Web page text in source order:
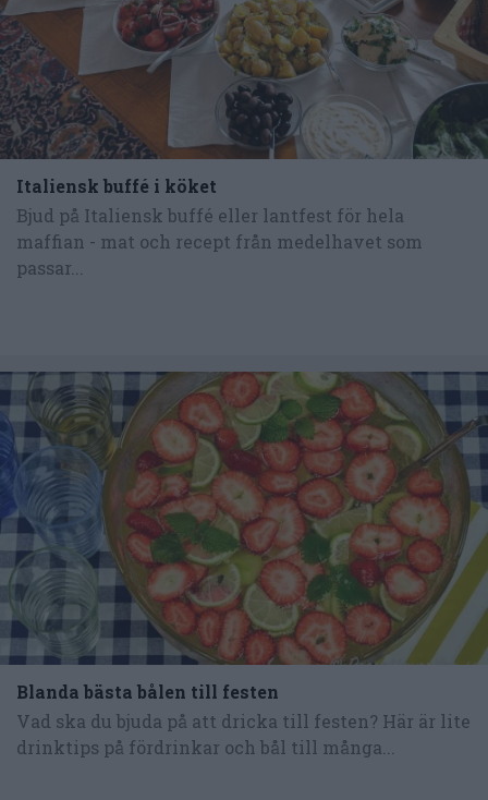
Italiensk buffé i köket
Bjud på Italiensk buffé eller lantfest för hela
maffian - mat och recept från medelhavet som
passar...
Blanda bästa bålen till festen
Vad ska du bjuda på att dricka till festen? Här är lite
drinktips på fördrinkar och bål till många...